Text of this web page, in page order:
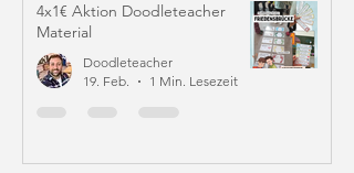
4x1€ Aktion Doodleteacher
Material
Doodleteacher
19. Feb.
1 Min. Lesezeit